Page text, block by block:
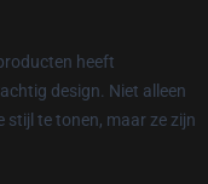
heeft
design. Niet alleen
stijl te tonen, maar ze zijn